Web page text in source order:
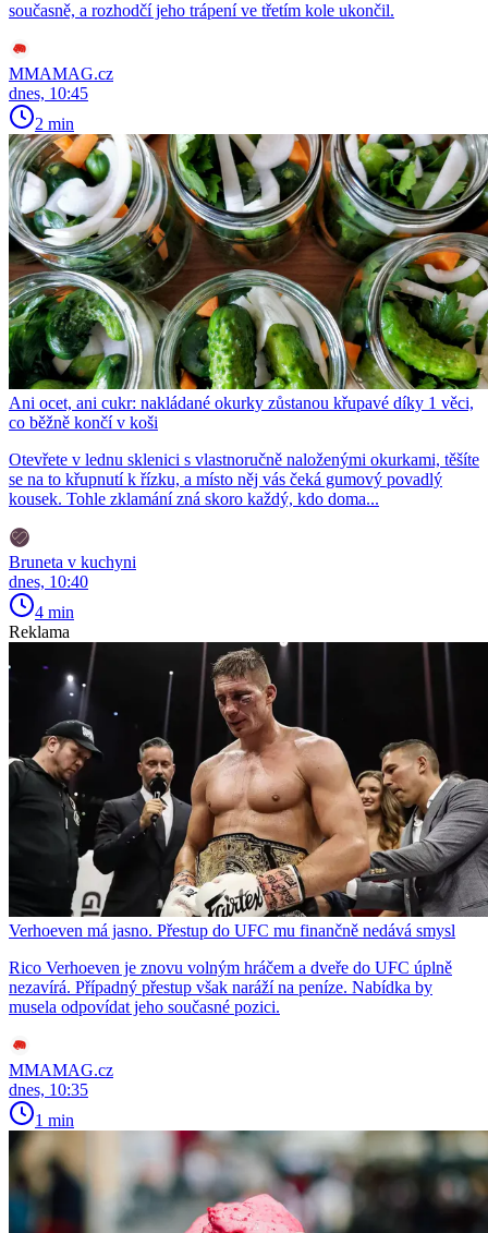
současně, a rozhodčí jeho trápení ve třetím kole ukončil.
MMAMAG.cz
dnes, 10:45
2 min
Ani ocet, ani cukr: nakládané okurky zůstanou křupavé díky 1 věci,
co běžně končí v koši
Otevřete v lednu sklenici s vlastnoručně naloženými okurkami, těšíte
se na to křupnutí k řízku, a místo něj vás čeká gumový povadlý
kousek. Tohle zklamání zná skoro každý, kdo doma...
Bruneta v kuchyni
dnes, 10:40
4 min
Reklama
Verhoeven má jasno. Přestup do UFC mu finančně nedává smysl
Rico Verhoeven je znovu volným hráčem a dveře do UFC úplně
nezavírá. Případný přestup však naráží na peníze. Nabídka by
musela odpovídat jeho současné pozici.
MMAMAG.cz
dnes, 10:35
1 min